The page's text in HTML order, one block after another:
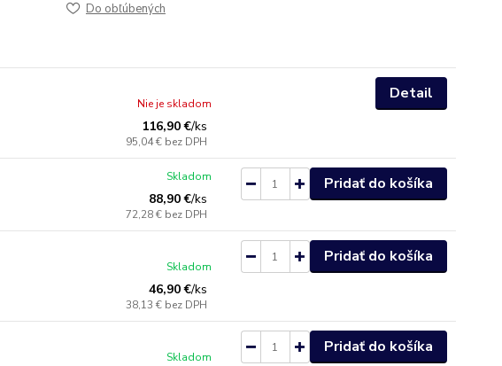
Do obľúbených
116,90 €/ks
95,04 € bez DPH
Nie je skladom
Detail
88,90 €/ks
72,28 € bez DPH
Skladom Pridať do košíka
46,90 €/ks
38,13 € bez DPH
Skladom
Pridať do košíka
Skladom
Pridať do košíka